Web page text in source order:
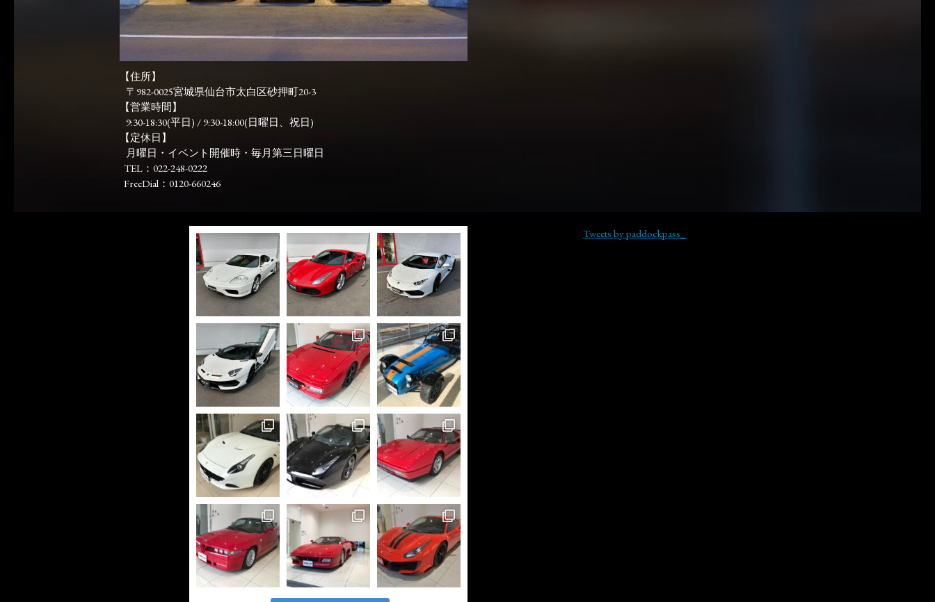
【住所】
〒982-0025宮城県仙台市太白区砂押町20-3
【営業時間】
9:30-18:30(平日) / 9:30-18:00(日曜日、祝日)
【定休日】
月曜日・イベント開催時・毎月第三日曜日
TEL：022-248-0222
FreeDial：0120-660246
Tweets by paddockpass_